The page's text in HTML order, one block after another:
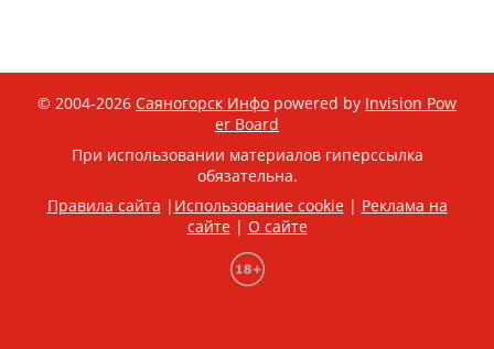
© 2004-2026 Саяногорск Инфо powered by Invision Pow
er Board
При использовании материалов гиперссылка
обязательна.
Правила сайта | Использование cookie| Реклама на
сайте| О сайте